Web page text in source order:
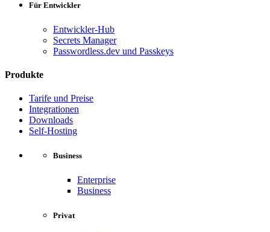
Für Entwickler
Entwickler-Hub
Secrets Manager
Passwordless.dev und Passkeys
Produkte
Tarife und Preise
Integrationen
Downloads
Self-Hosting
Business
Enterprise
Business
Privat